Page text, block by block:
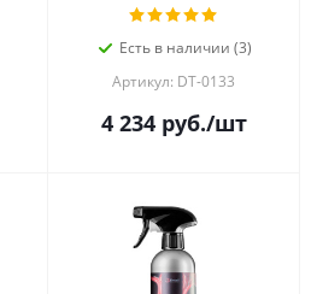
Есть в наличии (3)
Артикул: DT-0133
4 234руб./шт